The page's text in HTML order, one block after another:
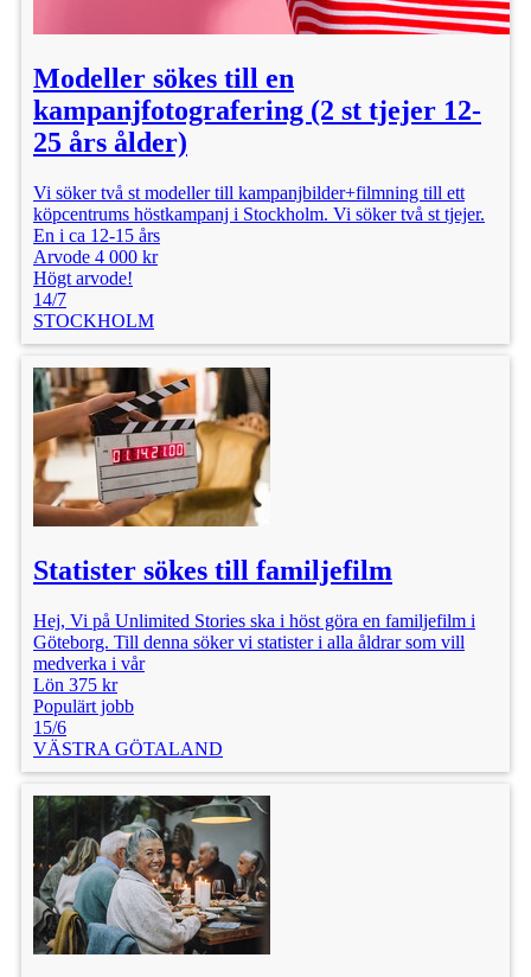
Modeller sökes till en
kampanjfotografering (2 st tjejer 12-
25 års ålder)
Vi söker två st modeller till kampanjbilder+filmning till ett
köpcentrums höstkampanj i Stockholm. Vi söker två st tjejer.
En i ca 12-15 års
Arvode 4 000 kr
Högt arvode!
14/7
STOCKHOLM
Statister sökes till familjefilm
Hej, Vi på Unlimited Stories ska i höst göra en familjefilm i
Göteborg. Till denna söker vi statister i alla åldrar som vill
medverka i vår
Lön 375 kr
Populärt jobb
15/6
VÄSTRA GÖTALAND